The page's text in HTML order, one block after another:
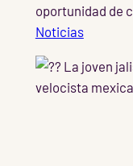
oportunidad de
Noticias
La joven
velocista